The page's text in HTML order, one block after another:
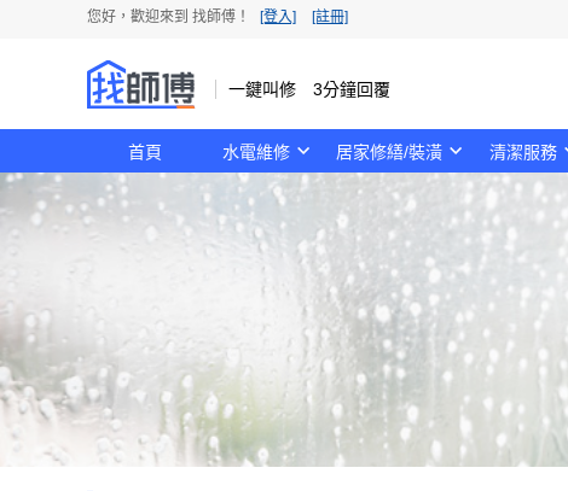
您好，歡迎來到 找師傅！ [登入] [註冊]
一鍵叫修 3分鐘回覆
首頁 水電維修 居家修繕/裝潢 清潔服務